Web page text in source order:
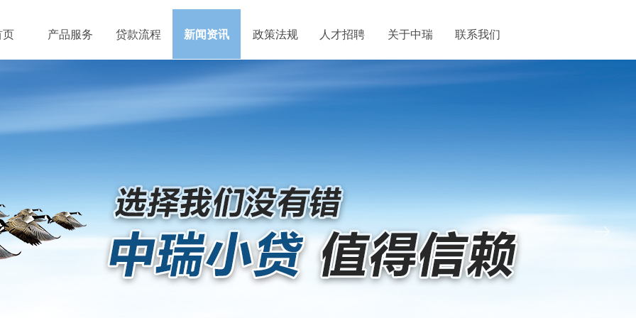
ꁹ
页 产品服务 贷款流程 新闻资讯 政策法规 人才招聘 关于中瑞 联系我们
政策法规